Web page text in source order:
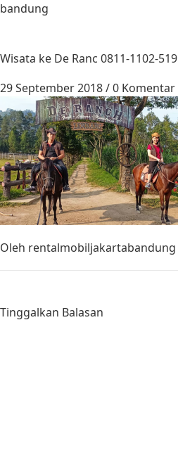
bandung
Wisata ke De Ranc 0811-1102-519
29 September 2018/0 Komentar
Oleh rentalmobiljakartabandung
Tinggalkan Balasan